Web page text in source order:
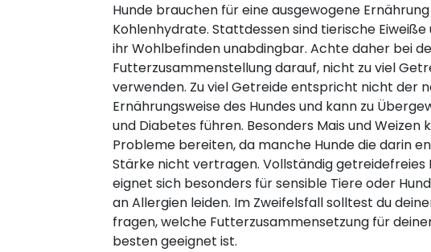
Hunde brauchen für eine ausgewogene
Kohlenhydrate. Stattdessen sind tierische
ihr Wohlbefinden unabdingbar. Achte daher bei
Futterzusammenstellung darauf, nicht zu viel
verwenden. Zu viel Getreide entspricht nicht der
Ernährungsweise des Hundes und kann zu
und Diabetes führen. Besonders Mais und Weizen
Probleme bereiten, da manche Hunde die darin
Stärke nicht vertragen. Vollständig getreidefreies
eignet sich besonders für sensible Tiere oder
an Allergien leiden. Im Zweifelsfall solltest du
fragen, welche Futterzusammensetzung für
besten geeignet ist.